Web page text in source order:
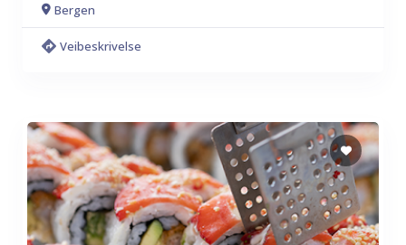
Bergen
Veibeskrivelse